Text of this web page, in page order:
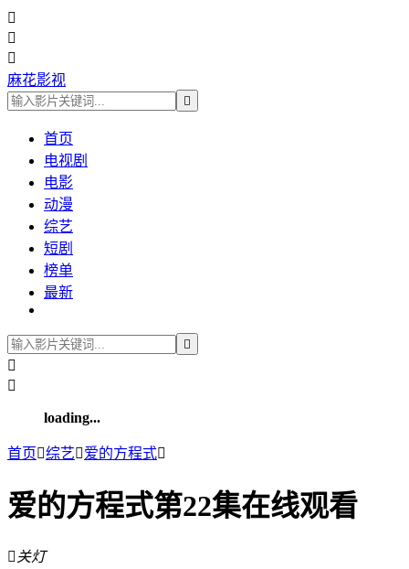



麻花影视

首页
电视剧
电影
动漫
综艺
短剧
榜单
最新



loading...
首页综艺爱的方程式
爱的方程式第22集在线观看
 关灯